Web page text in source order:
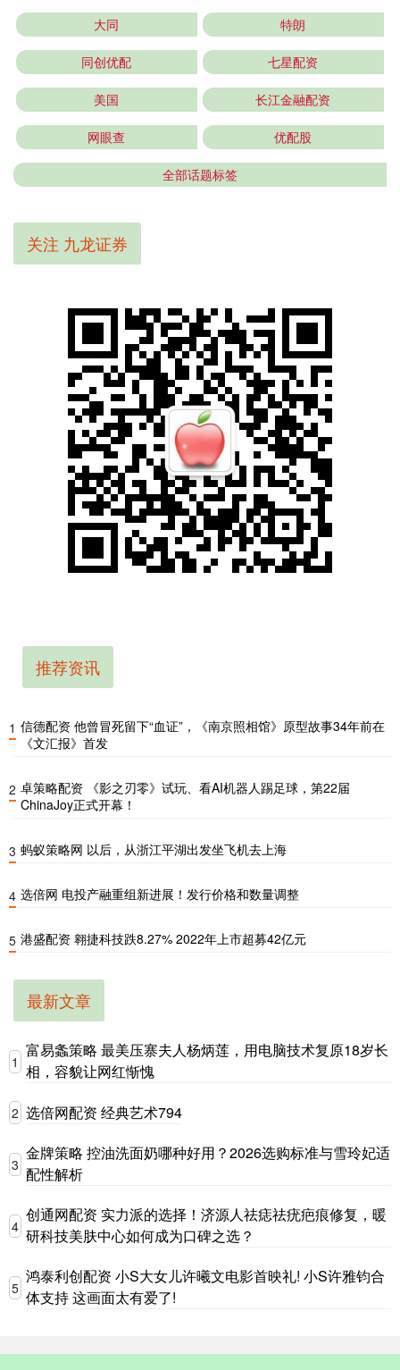
大同 特朗
同创优配 七星配资
美国 长江金融配资
网眼查 优配股
全部话题标签
关注 九龙证券
推荐资讯
1 信德配资 他曾冒死留下“血证”，《南京照相馆》原型故事34年前在
《文汇报》首发
2 卓策略配资 《影之刃零》试玩、看AI机器人踢足球，第22届
ChinaJoy正式开幕！
3 蚂蚁策略网 以后，从浙江平湖出发坐飞机去上海
4 选倍网 电投产融重组新进展！发行价格和数量调整
5 港盛配资 翱捷科技跌8.27% 2022年上市超募42亿元
最新文章
1
富易螽策略 最美压寨夫人杨炳莲，用电脑技术复原18岁长
相，容貌让网红惭愧
2 选倍网配资 经典艺术794
3
金牌策略 控油洗面奶哪种好用？2026选购标准与雪玲妃适
配性解析
4
创通网配资 实力派的选择！济源人祛痣祛疣疤痕修复，暖
研科技美肤中心如何成为口碑之选？
5
鸿泰利创配资 小S大女儿许曦文电影首映礼! 小S许雅钧合
体支持 这画面太有爱了!